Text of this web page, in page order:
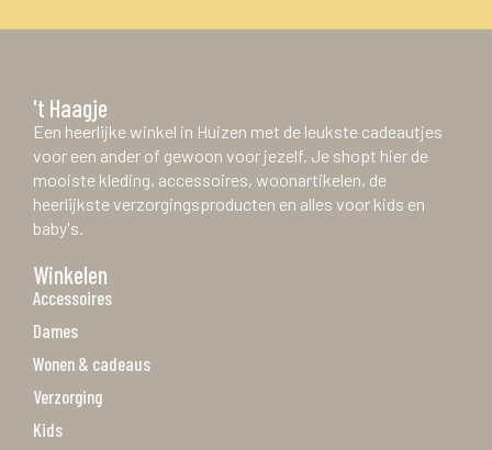
't Haagje
Een heerlijke winkel in Huizen met de leukste cadeautjes
voor een ander of gewoon voor jezelf. Je shopt hier de
mooiste kleding, accessoires, woonartikelen, de
heerlijkste verzorgingsproducten en alles voor kids en
baby's.
Winkelen
Accessoires
Dames
Wonen & cadeaus
Verzorging
Kids